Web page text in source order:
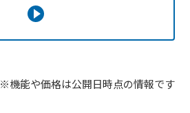
※機能や価格は公開日時点の情報です